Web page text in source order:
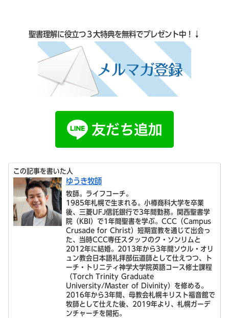
聖書理解に役立つ３大特典を無料でプレゼント中！↓
この記事を書いた人
ゆうき牧師
牧師。ライフコーチ。
1985年札幌で生まれる。小樽商科大学を卒業
後、三菱UFJ信託銀行で3年間勤務。関西聖書学
院（KBI）で1年間聖書を学ぶ。CCC（Campus
Crusade for Christ）短期宣教を通じて出会っ
た、当時CCC専任スタッフのク・ソンリムと
2012年に結婚。2013年から3年間ソウル・オリ
ュン教会日本語礼拝部伝道師として仕えつつ、ト
ーチ・トリニティ神学大学院英語コース修士課程
（Torch Trinity Graduate
University/Master of Divinity）を修める。
2016年から3年間、母教会札幌キリスト福音館で
牧師として仕えた後、2019年より、札幌ガーデ
ンチャーチを開拓。